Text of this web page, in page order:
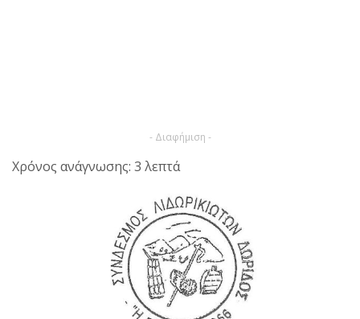
- Διαφήμιση -
Χρόνος ανάγνωσης: 3 λεπτά